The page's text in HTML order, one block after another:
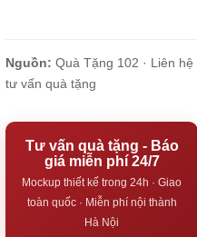
Nguồn: Quà Tặng 102 · Liên hệ
tư vấn quà tặng
Tư vấn quà tặng - Báo
giá miễn phí 24/7
Mockup thiết kế trong 24h · Giao
toàn quốc · Miễn phí nội thành
Hà Nội